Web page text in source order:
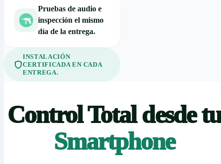
Pruebas de audio e
inspección el mismo
día de la entrega.
INSTALACIÓN
CERTIFICADA EN CADA
ENTREGA.
Control Total desde tu
Smartphone